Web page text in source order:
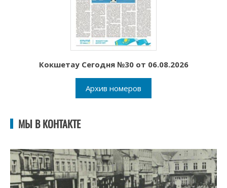
Кокшетау Сегодня №30 от 06.08.2026
Архив номеров
МЫ В КОНТАКТЕ